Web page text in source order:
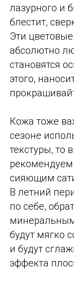
лазурного и
блестит,
Эти
абсолютно
становятся
этого,
Кожа тоже
сезоне
текстуры, то
рекомендуем
сияющим
В летний
по себе,
будут мягко
и будут
эффекта